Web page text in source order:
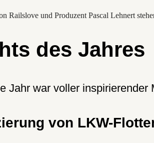
des Jahres
Jahr war voller
von LKW-